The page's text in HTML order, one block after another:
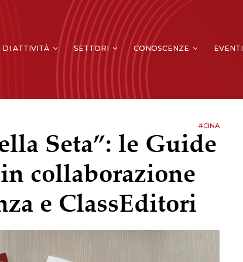
DI ATTIVITÀ
DIRETTI ESTERI &
SETTORI CONOSCENZE EVENTI
#CINA
Seta”: le Guide
collaborazione
e ClassEditori